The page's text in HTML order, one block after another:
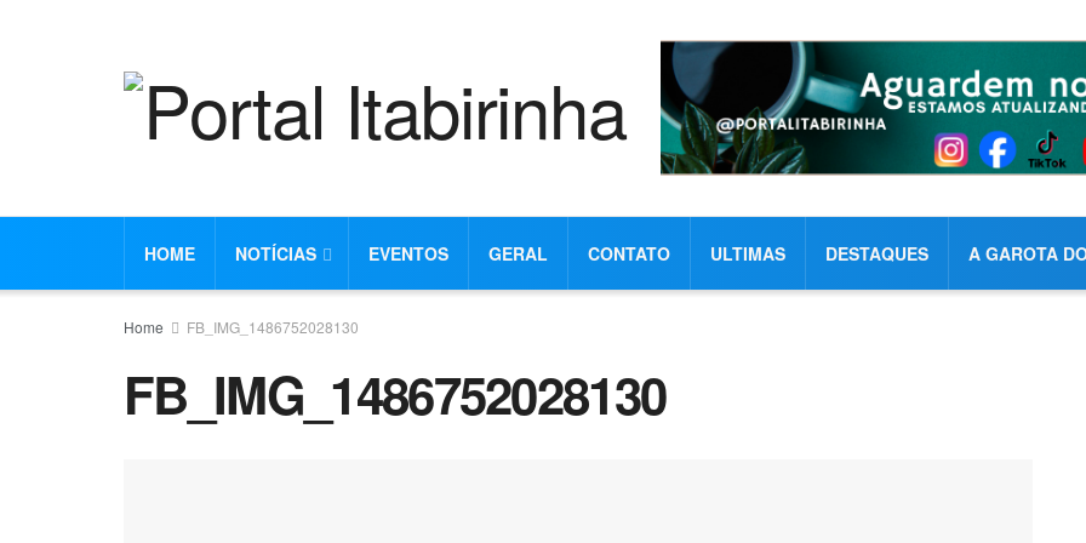
HOME NOTÍCIAS EVENTOS GERAL CONTATO ULTIMAS DESTAQUES A GAROTA
Home FB_IMG_1486752028130
FB_IMG_1486752028130